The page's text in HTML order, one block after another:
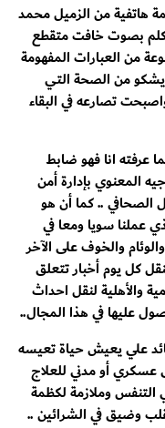
هاتفية من الزميل محمد
بصوت خافت متقطع
من العبارات المفهومة
من الصحة التي
تصارعه في البقاء
عرفته انا فهو ضابط
المعنوي بإدارة أمن
العمل الصحافي .. كما أن هو
عملنا سويا ومعا في
والوئام والخوف على الآخر
كل يوم أخبار تتعلق
والأهلية لنقل احداث
عليها في هذا المجال..
علي يعيش حياة تعيسه
أو مدني للعلاج
وملازمة لكظمة
وضيق في الشرائين ..